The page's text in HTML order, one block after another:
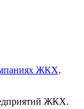
ЖКХ,
ЖКХ.